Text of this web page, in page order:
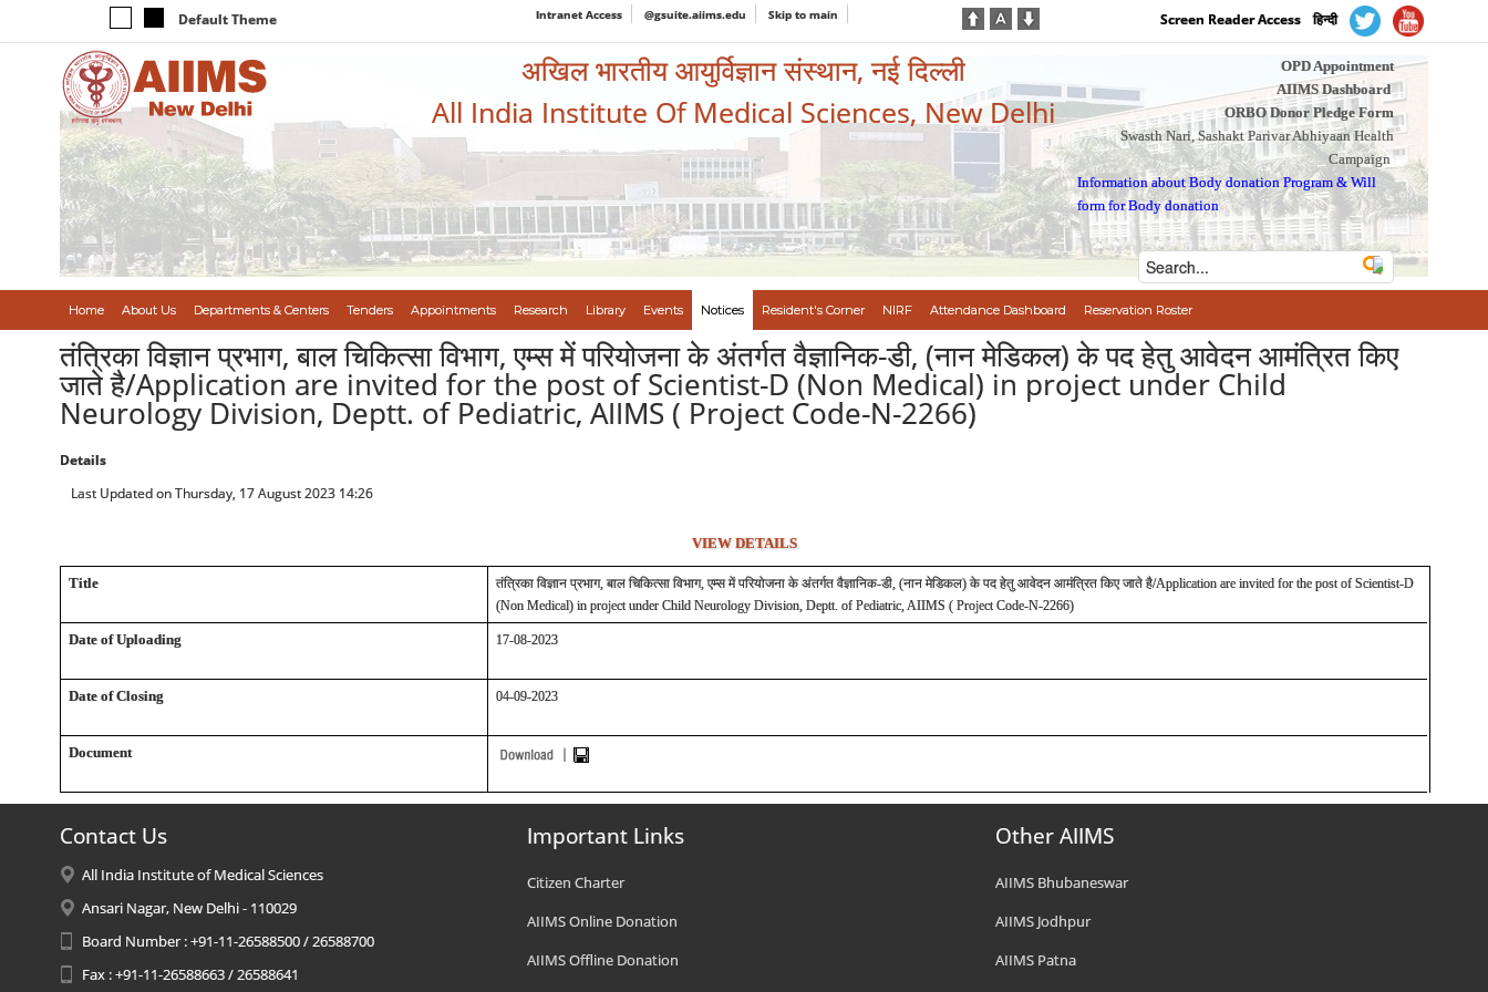
Default Theme Intranet Access @gsuite.aiims.edu Skip to main Screen Reader Access हिन्दी
अखिल भारतीय आयुर्विज्ञान संस्थान, नई दिल्ली
All India Institute Of Medical Sciences, New Delhi
OPD Appointment
AIIMS Dashboard
ORBO Donor Pledge Form
Swasth Nari, Sashakt Parivar Abhiyaan Health
Campaign
Information about Body donation Program &Will
form for Body donation
Home About Us Departments & Centers Tenders Appointments Research Library Events Notices Resident's Corner NIRF Attendance Dashboard Reservation Roster
तंत्रिका विज्ञान प्रभाग, बाल चिकित्सा विभाग, एम्स में परियोजना के अंतर्गत वैज्ञानिक-डी, (नान मेडिकल) के पद हेतु आवेदन आमंत्रित किए
जाते है/Application are invited for the post of Scientist-D (Non Medical) in project under Child
Neurology Division, Deptt. of Pediatric, AIIMS ( Project Code-N-2266)
Details
Last Updated on Thursday, 17 August 2023 14:26
VIEW DETAILS
Title तंत्रिका विज्ञान प्रभाग, बाल चिकित्सा विभाग, एम्स में परियोजना के अंतर्गत वैज्ञानिक-डी, (नान मेडिकल) के पद हेतु आवेदन आमंत्रित किए जाते है/Application are invited for the post of Scientist-D
(Non Medical) in project under Child Neurology Division, Deptt. of Pediatric, AIIMS ( Project Code-N-2266)
Date of Uploading 17-08-2023
Date of Closing 04-09-2023
Document
Contact Us
All India Institute of Medical Sciences
Ansari Nagar, New Delhi - 110029
Board Number : +91-11-26588500 / 26588700
Fax : +91-11-26588663 / 26588641
Important Links
Citizen Charter
AIIMS Online Donation
AIIMS Offline Donation
Other AIIMS
AIIMS Bhubaneswar
AIIMS Jodhpur
AIIMS Patna